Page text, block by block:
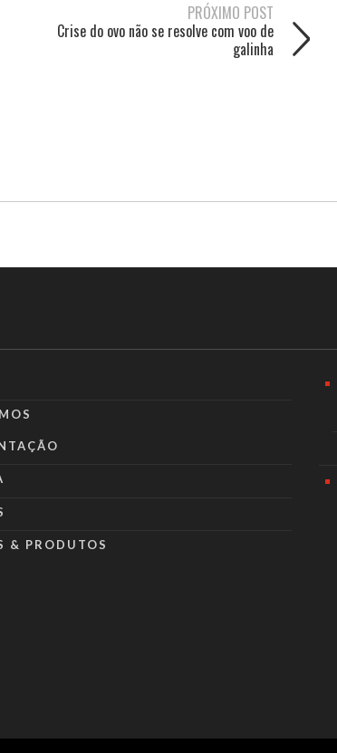
PRÓXIMO POST
Crise do ovo não se resolve com voo de
galinha
& PRODUTOS